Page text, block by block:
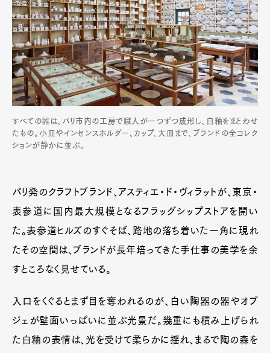
すべての器は、パリ市内の工房で職人が一つずつ成形し、白釉をまとわせ
たもの。小皿やインセンスホルダー、カップ、大皿まで、ブランドの全コレク
ションが静かに並ぶ。
パリ発のクラフトブランド、アスティエ・ド・ヴィラットが、東京・
表参道に国内最大規模となるフラッグシップストアを開い
た。表参道ヒルズのすぐそば、路地の落ち着いた一角に現れ
たその空間は、ブランドが長年培ってきた手仕事の美学を余
すところなく見せている。
入口をくぐるとまず目を奪われるのが、白い陶器の器やオブ
ジェが壁面いっぱいに並ぶ光景だ。幾重にも積み上げられ
た白釉の表情は、光を受けて柔らかに揺れ、まるで陶の森を